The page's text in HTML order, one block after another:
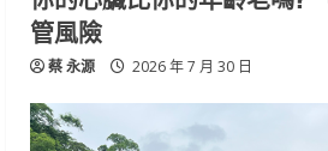
管風險
蔡 永源 2026 年 7 月 30 日